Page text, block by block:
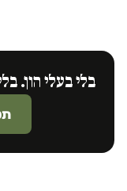
בלי בעלי הון.